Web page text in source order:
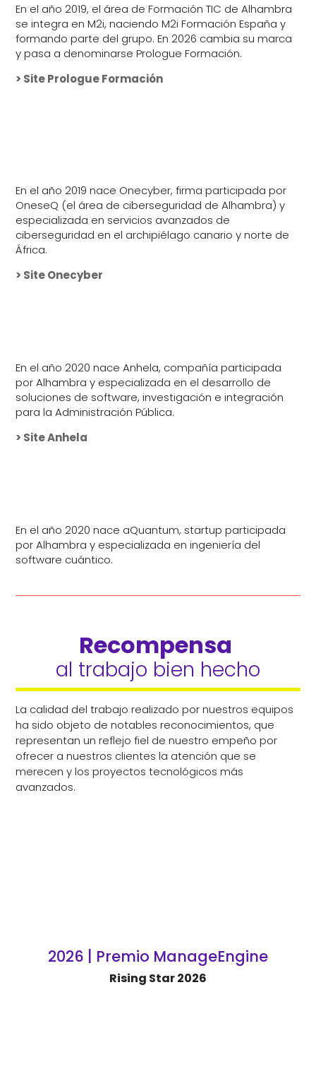
En el año 2019, el área de Formación TIC de Alhambra
se integra en M2i, naciendo M2i Formación España y
formando parte del grupo. En 2026 cambia su marca
y pasa a denominarse Prologue Formación.
> Site Prologue Formación
En el año 2019 nace Onecyber, firma participada por
OneseQ (el área de ciberseguridad de Alhambra) y
especializada en servicios avanzados de
ciberseguridad en el archipiélago canario y norte de
África.
> Site Onecyber
En el año 2020 nace Anhela, compañía participada
por Alhambra y especializada en el desarrollo de
soluciones de software, investigación e integración
para la Administración Pública.
> Site Anhela
En el año 2020 nace aQuantum, startup participada
por Alhambra y especializada en ingeniería del
software cuántico.
Recompensa
al trabajo bien hecho
La calidad del trabajo realizado por nuestros equipos
ha sido objeto de notables reconocimientos, que
representan un reflejo fiel de nuestro empeño por
ofrecer a nuestros clientes la atención que se
merecen y los proyectos tecnológicos más
avanzados.
2026 | Premio ManageEngine
Rising Star 2026